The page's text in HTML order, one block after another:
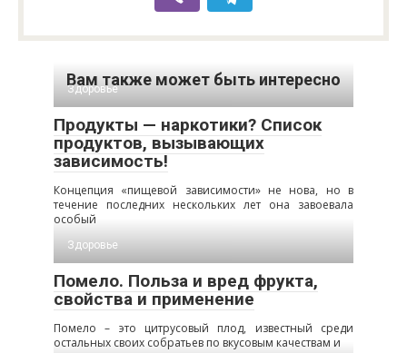
Вам также может быть интересно
Здоровье
Продукты — наркотики? Список
продуктов, вызывающих
зависимость!
Концепция «пищевой зависимости» не нова, но в
течение последних нескольких лет она завоевала
особый
Здоровье
Помело. Польза и вред фрукта,
свойства и применение
Помело – это цитрусовый плод, известный среди
остальных своих собратьев по вкусовым качествам и